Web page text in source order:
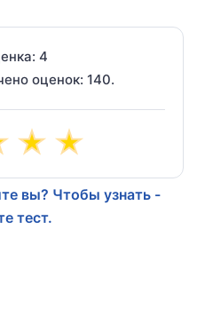
4
оценок: 140.
вы? Чтобы узнать -
тест.